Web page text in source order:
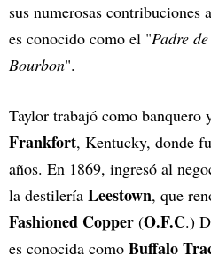
sus numerosas
es conocido como el "Padre
Bourbon".
Taylor trabajó como
Frankfort, Kentucky, donde
años. En 1869, ingresó al
la destilería Leestown, que
Fashioned Copper (O.F.C.)
es conocida como Buffalo